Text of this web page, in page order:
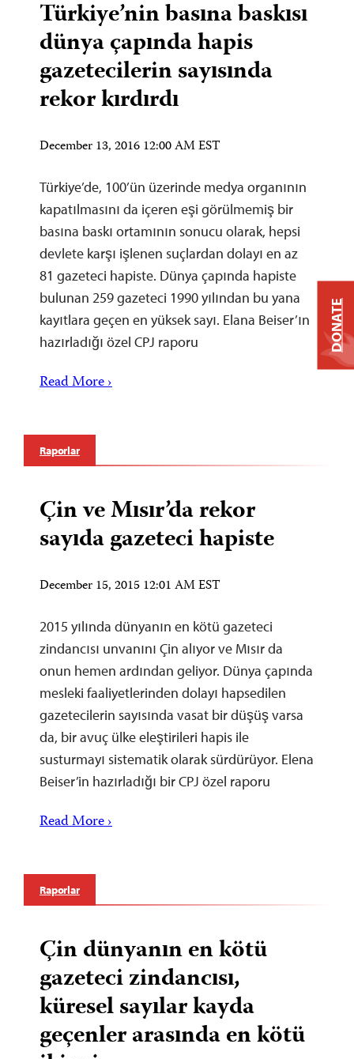
Türkiye’nin basına baskısı
dünya çapında hapis
gazetecilerin sayısında
rekor kırdırdı
December 13, 2016 12:00 AM EST
Türkiye’de, 100’ün üzerinde medya organının
kapatılmasını da içeren eşi görülmemiş bir
basına baskı ortamının sonucu olarak, hepsi
devlete karşı işlenen suçlardan dolayı en az
81 gazeteci hapiste. Dünya çapında hapiste
bulunan 259 gazeteci 1990 yılından bu yana
kayıtlara geçen en yüksek sayı. Elana Beiser’ın
hazırladığı özel CPJ raporu
Read More ›
Raporlar
Çin ve Mısır’da rekor
sayıda gazeteci hapiste
December 15, 2015 12:01 AM EST
2015 yılında dünyanın en kötü gazeteci
zindancısı unvanını Çin alıyor ve Mısır da
onun hemen ardından geliyor. Dünya çapında
mesleki faaliyetlerinden dolayı hapsedilen
gazetecilerin sayısında vasat bir düşüş varsa
da, bir avuç ülke eleştirileri hapis ile
susturmayı sistematik olarak sürdürüyor. Elena
Beiser’in hazırladığı bir CPJ özel raporu
Read More ›
Raporlar
Çin dünyanın en kötü
gazeteci zindancısı,
küresel sayılar kayda
geçenler arasında en kötü
DONATE